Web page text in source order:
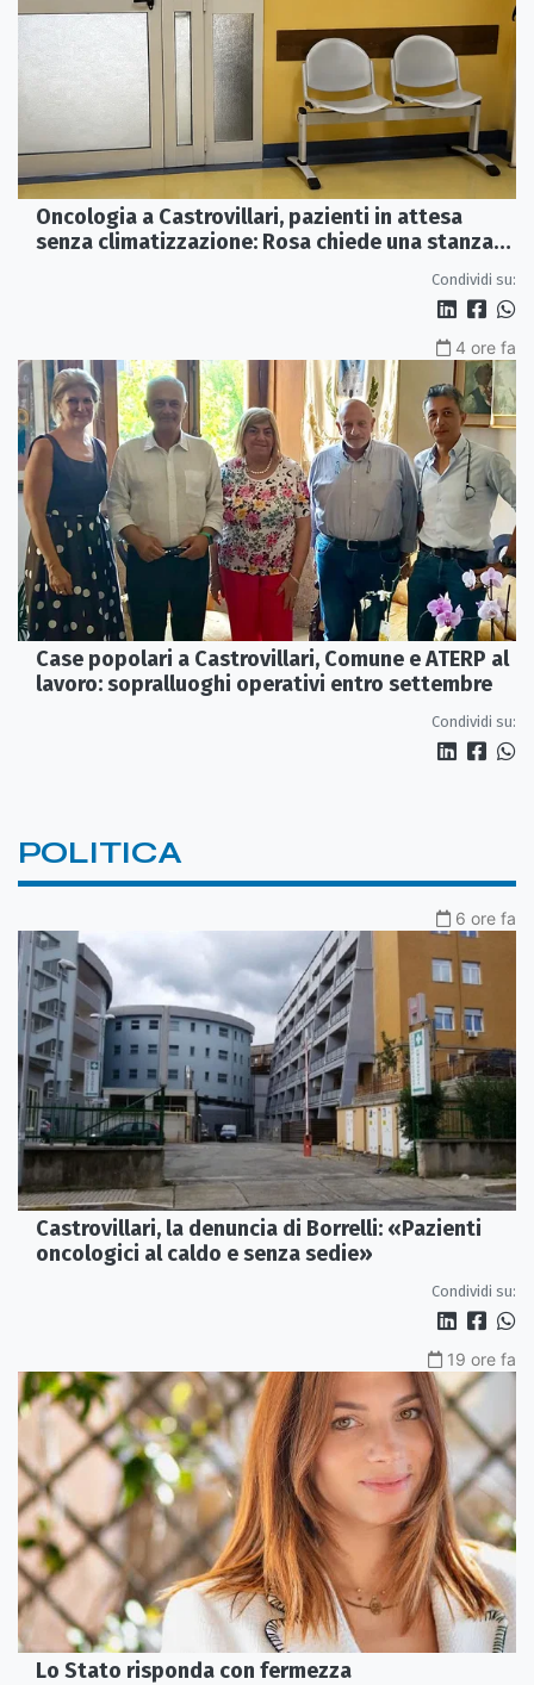
Oncologia a Castrovillari, pazienti in attesa
senza climatizzazione: Rosa chiede una stanza
Condividi su:
4 ore fa
Case popolari a Castrovillari, Comune e ATERP al
lavoro: sopralluoghi operativi entro settembre
Condividi su:
POLITICA
6 ore fa
Castrovillari, la denuncia di Borrelli: «Pazienti
oncologici al caldo e senza sedie»
Condividi su:
19 ore fa
Lo Stato risponda con fermezza